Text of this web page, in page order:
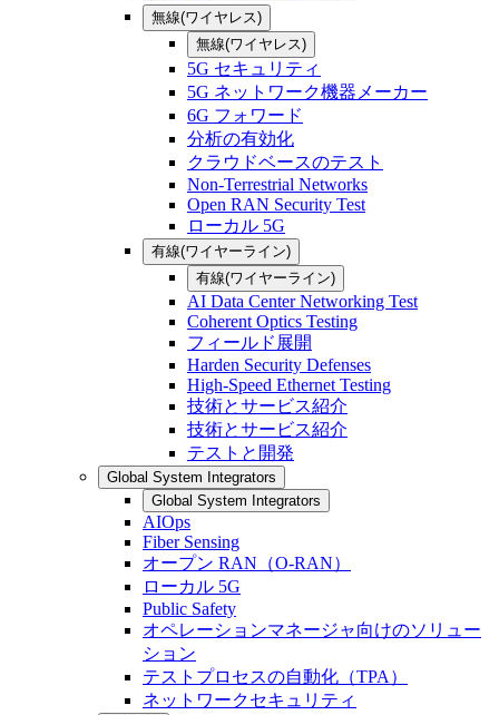
無線(ワイヤレス)
無線(ワイヤレス)
5G セキュリティ
5G ネットワーク機器メーカー
6G フォワード
分析の有効化
クラウドベースのテスト
Non-Terrestrial Networks
Open RAN Security Test
ローカル 5G
有線(ワイヤーライン)
有線(ワイヤーライン)
AI Data Center Networking Test
Coherent Optics Testing
フィールド展開
Harden Security Defenses
High-Speed Ethernet Testing
技術とサービス紹介
技術とサービス紹介
テストと開発
Global System Integrators
Global System Integrators
AIOps
Fiber Sensing
オープン RAN（O-RAN）
ローカル 5G
Public Safety
オペレーションマネージャ向けのソリュー
ション
テストプロセスの自動化（TPA）
ネットワークセキュリティ